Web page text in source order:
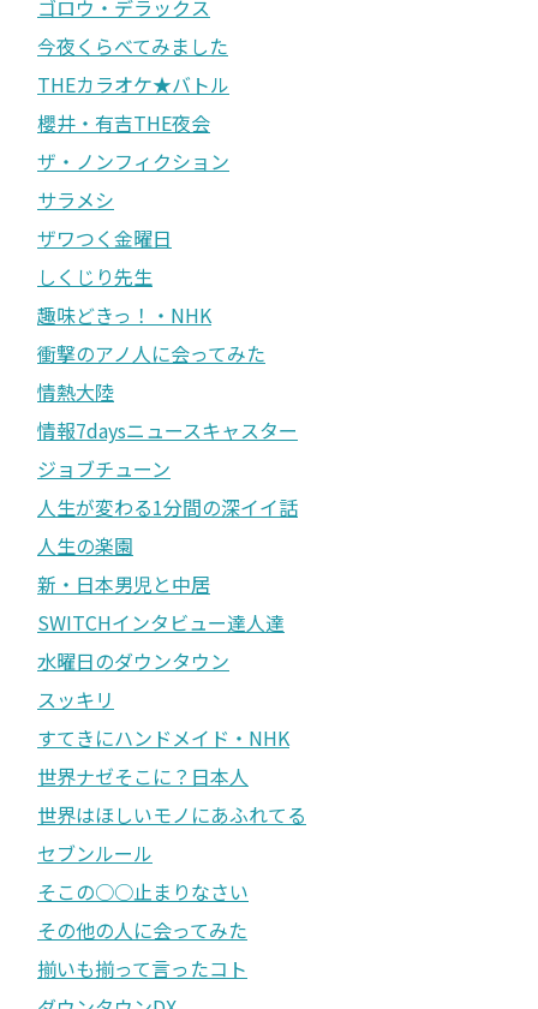
ゴロウ・デラックス
今夜くらべてみました
THEカラオケ★バトル
櫻井・有吉THE夜会
ザ・ノンフィクション
サラメシ
ザワつく金曜日
しくじり先生
趣味どきっ！・NHK
衝撃のアノ人に会ってみた
情熱大陸
情報7daysニュースキャスター
ジョブチューン
人生が変わる1分間の深イイ話
人生の楽園
新・日本男児と中居
SWITCHインタビュー達人達
水曜日のダウンタウン
スッキリ
すてきにハンドメイド・NHK
世界ナゼそこに？日本人
世界はほしいモノにあふれてる
セブンルール
そこの○○止まりなさい
その他の人に会ってみた
揃いも揃って言ったコト